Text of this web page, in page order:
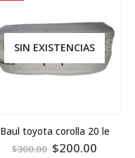
SIN EXISTENCIAS
Baul toyota corolla 20 le
$300.00 $200.00